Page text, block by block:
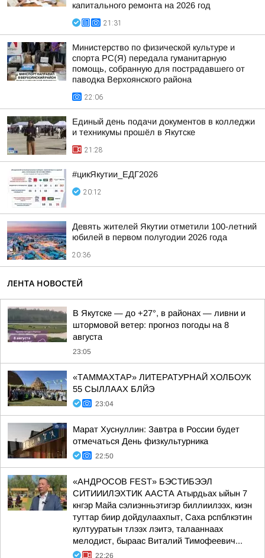
капитального ремонта на 2026 год
21:31
Министерство по физической культуре и
спорта РС(Я) передала гуманитарную
помощь, собранную для пострадавшего от
паводка Верхоянского района
22:06
Единый день подачи документов в колледжи
и техникумы прошёл в Якутске
21:28
#цикЯкутии_ЕДГ2026
20:12
Девять жителей Якутии отметили 100-летний
юбилей в первом полугодии 2026 года
20:36
ЛЕНТА НОВОСТЕЙ
В Якутске — до +27°, в районах — ливни и
штормовой ветер: прогноз погоды на 8
августа
23:05
«ТАММАХТАР» ЛИТЕРАТУРНАЙ ХОЛБОУК
55 СЫЛЛААХ БЛЙЭ
23:04
Марат Хуснуллин: Завтра в России будет
отмечаться День физкультурника
22:50
«АНДРОСОВ FEST» БЭСТИБЭЭЛ
СИТИИИЛЭХТИК ААСТА Атырдьах ыйын 7
кнгэр Майа сэлиэнньэтигэр биллиилээх, киэн
туттар биир дойдулаахпыт, Саха рспблкэтин
култууратын тлээх лэитэ, талааннаах
мелодист, быраас Виталий Тимофеевич...
22:26